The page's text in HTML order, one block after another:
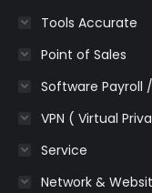
Tools Accurate
Point of Sales
Software Payroll /
VPN ( Virtual
Service
Network &